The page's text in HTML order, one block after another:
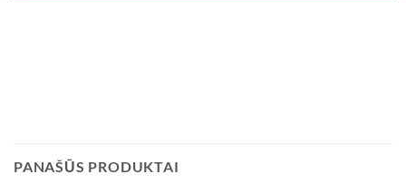
PANAŠŪS PRODUKTAI